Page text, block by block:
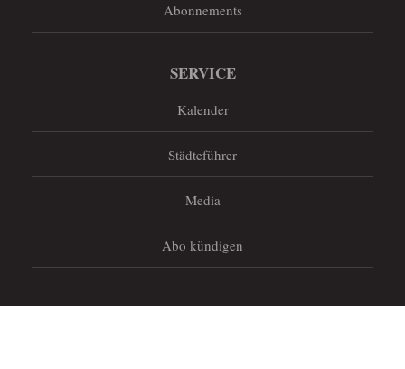
Abonnements
SERVICE
Kalender
Städteführer
Media
Abo kündigen